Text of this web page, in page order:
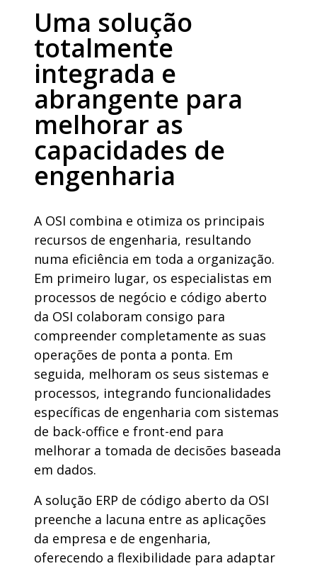
Uma solução
totalmente
integrada e
abrangente para
melhorar as
capacidades de
engenharia
A OSI combina e otimiza os principais
recursos de engenharia, resultando
numa eficiência em toda a organização.
Em primeiro lugar, os especialistas em
processos de negócio e código aberto
da OSI colaboram consigo para
compreender completamente as suas
operações de ponta a ponta. Em
seguida, melhoram os seus sistemas e
processos, integrando funcionalidades
específicas de engenharia com sistemas
de back-office e front-end para
melhorar a tomada de decisões baseada
em dados.
A solução ERP de código aberto da OSI
preenche a lacuna entre as aplicações
da empresa e de engenharia,
oferecendo a flexibilidade para adaptar